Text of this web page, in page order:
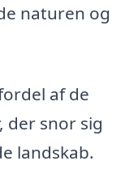
naturen og
af de
der snor sig
landskab.